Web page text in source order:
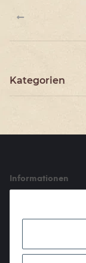
Kategorien
Informationen